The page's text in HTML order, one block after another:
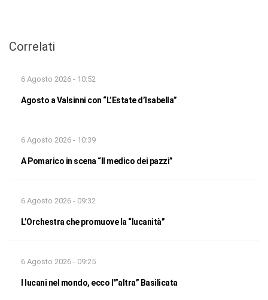
Correlati
6 Agosto 2026 - 10:52
Agosto a Valsinni con “L’Estate d’Isabella”
6 Agosto 2026 - 10:39
A Pomarico in scena “Il medico dei pazzi”
6 Agosto 2026 - 09:32
L’Orchestra che promuove la “lucanità”
6 Agosto 2026 - 09:25
I lucani nel mondo, ecco l'”altra” Basilicata